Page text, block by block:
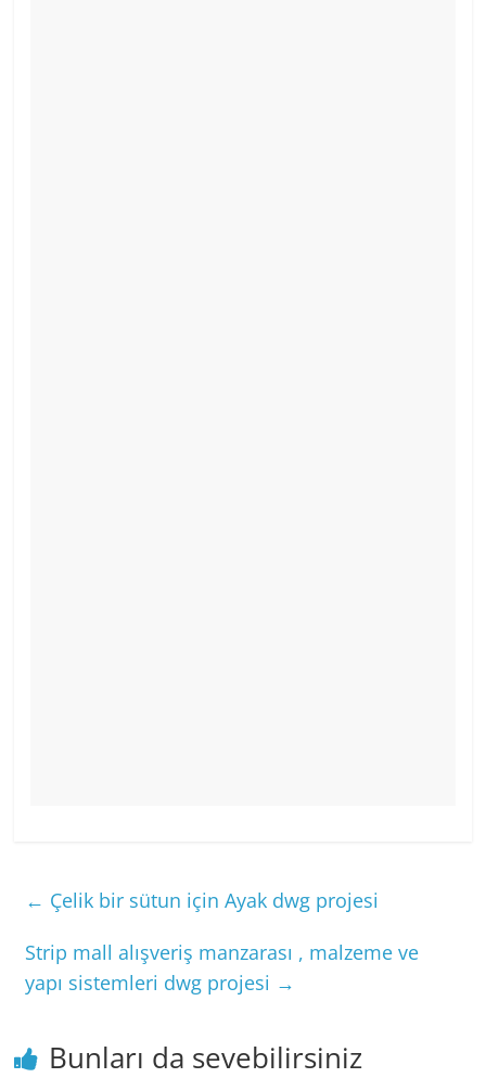
← Çelik bir sütun için Ayak dwg projesi
Strip mall alışveriş manzarası , malzeme ve
yapı sistemleri dwg projesi →
Bunları da sevebilirsiniz